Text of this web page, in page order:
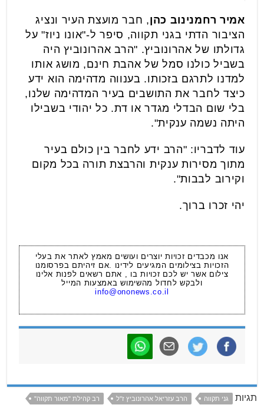
אמיר רחמנינוב כהן, חבר מועצת העיר ונציג
הציבור הדתי בגני תקווה, סיפר ל-"אונו ניוז" על
גדולתו של אהרונוביץ. "הרב אהרונוביץ היה
בשביל כולנו סמל של אהבת חינם, מושג אותו
למדנו לתרגם בזכותו. בענווה מדהימה הוא ידע
כיצד לחבר את התושבים בעיר המדהימה שלנו,
בלי שום הבדלי מגדר או דת. כל יהודי בשבילו
היתה נשמה ענקית".
עוד לדבריו: "הרב ידע לחבר בין כולם בעיר
מתוך מסירות ענקית והרבצת תורה בכל מקום
וקירוב לבבות".
יהי זכרו ברוך.
אנו מכבדים זכויות יוצרים ועושים מאמץ לאתר את בעלי
הזכויות בצילומים המגיעים לידינו .אם זיהיתם בפרסומנו
צילום אשר יש לכם זכויות בו , אתם רשאים לפנות אלינו
ולבקש לחדול מהשימוש באמצעות המייל
info@ononews.co.il
תגיות גני תקווה הרב עזריאל אהרונוביץ ז"ל רב קהילת "מאור תקווה"